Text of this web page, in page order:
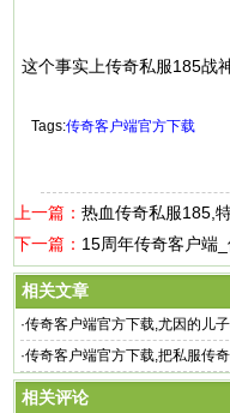
这个事实上传奇私服185战
Tags:传奇客户端官方下载
上一篇： 热血传奇私服185,
下一篇： 15周年传奇客户端
相关文章
·传奇客户端官方下载,尤因的儿
·传奇客户端官方下载,把私服传
以 （Kaiqu）开
相关评论